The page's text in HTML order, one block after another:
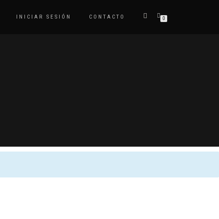
INICIAR SESIÓN CONTACTO 0